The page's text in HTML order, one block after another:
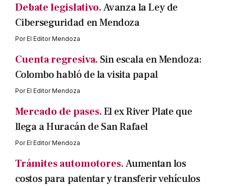
Debate legislativo.Avanza la Ley de
Ciberseguridad en Mendoza
PorEl Editor Mendoza
Cuenta regresiva. Sin escala en Mendoza:
Colombo habló de la visita papal
PorEl Editor Mendoza
Mercado de pases.El ex River Plate que
llega a Huracán de San Rafael
PorEl Editor Mendoza
Trámites automotores.Aumentan los
costos para patentar y transferir vehículos